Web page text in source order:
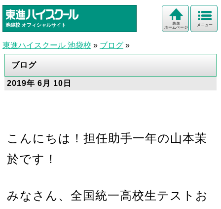
池袋校 オフィシャルサイト メニュー
東進
ホームページ
東進ハイスクール 池袋校 » ブログ »
ブログ
2019年 6月 10日
こんにちは！担任助手一年の山本茉
於です！
みなさん、全国統一高校生テストお